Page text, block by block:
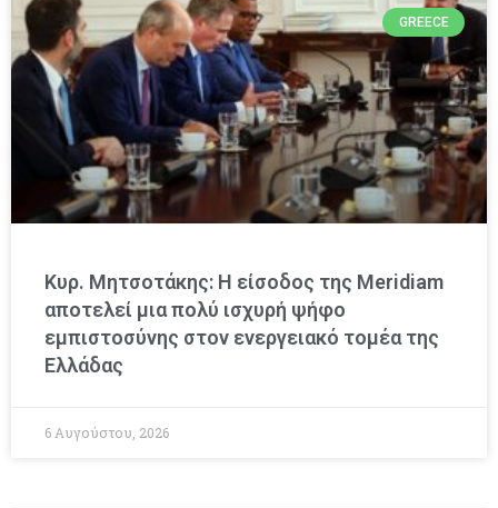
GREECE
Κυρ. Μητσοτάκης: Η είσοδος της Meridiam
αποτελεί μια πολύ ισχυρή ψήφο
εμπιστοσύνης στον ενεργειακό τομέα της
Ελλάδας
6 Αυγούστου, 2026